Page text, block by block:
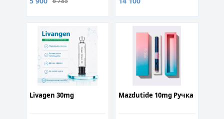
Livagen 30mg Mazdutide 10mg Ручка